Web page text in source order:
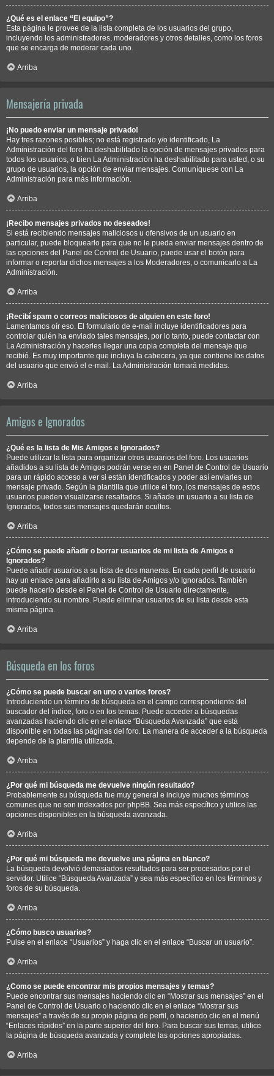
¿Qué es el enlace “El equipo”?
Esta página le provee de la lista completa de los usuarios del grupo,
incluyendo los administradores, moderadores y otros detalles, como los foros
que se encarga de moderar cada uno.
Arriba
Mensajería privada
¡No puedo enviar un mensaje privado!
Hay tres razones posibles; no está registrado y/o identificado, La
Administración del foro ha deshabilitado la opción de mensajes privados para
todos los usuarios, o bien La Administración ha deshabilitado para usted, o su
grupo de usuarios, la opción de enviar mensajes. Comuníquese con La
Administración para más información.
Arriba
¡Recibo mensajes privados no deseados!
Si está recibiendo mensajes maliciosos u ofensivos de un usuario en
particular, puede bloquearlo para que no le pueda enviar mensajes dentro de
las opciones del Panel de Control de Usuario, puede usar el botón para
informar o reportar dichos mensajes a los Moderadores, o comunicarlo a La
Administración.
Arriba
¡Recibí spam o correos maliciosos de alguien en este foro!
Lamentamos oír eso. El formulario de e-mail incluye identificadores para
controlar quién ha enviado tales mensajes, por lo tanto, puede contactar con
La Administración y hacerles llegar una copia completa del mensaje que
recibió. Es muy importante que incluya la cabecera, ya que contiene los datos
del usuario que envió el e-mail. La Administración tomará medidas.
Arriba
Amigos e Ignorados
¿Qué es la lista de Mis Amigos e Ignorados?
Puede utilizar la lista para organizar otros usuarios del foro. Los usuarios
añadidos a su lista de Amigos podrán verse en en Panel de Control de Usuario
para un rápido acceso a ver si están identificados y poder así enviarles un
mensaje privado. Según la plantilla que utilice el foro, los mensajes de estos
usuarios pueden visualizarse resaltados. Si añade un usuario a su lista de
Ignorados, todos sus mensajes quedarán ocultos.
Arriba
¿Cómo se puede añadir o borrar usuarios de mi lista de Amigos e
Ignorados?
Puede añadir usuarios a su lista de dos maneras. En cada perfil de usuario
hay un enlace para añadirlo a su lista de Amigos y/o Ignorados. También
puede hacerlo desde el Panel de Control de Usuario directamente,
introduciendo su nombre. Puede eliminar usuarios de su lista desde esta
misma página.
Arriba
Búsqueda en los foros
¿Cómo se puede buscar en uno o varios foros?
Introduciendo un término de búsqueda en el campo correspondiente del
buscador del índice, foro o en los temas. Puede acceder a búsquedas
avanzadas haciendo clic en el enlace “Búsqueda Avanzada” que está
disponible en todas las páginas del foro. La manera de acceder a la búsqueda
depende de la plantilla utilizada.
Arriba
¿Por qué mi búsqueda me devuelve ningún resultado?
Probablemente su búsqueda fue muy general e incluye muchos términos
comunes que no son indexados por phpBB. Sea más específico y utilice las
opciones disponibles en la búsqueda avanzada.
Arriba
¿Por qué mi búsqueda me devuelve una página en blanco?
La búsqueda devolvió demasiados resultados para ser procesados por el
servidor. Utilice “Búsqueda Avanzada” y sea más específico en los términos y
foros de su búsqueda.
Arriba
¿Cómo busco usuarios?
Pulse en el enlace “Usuarios” y haga clic en el enlace “Buscar un usuario”.
Arriba
¿Como se puede encontrar mis propios mensajes y temas?
Puede encontrar sus mensajes haciendo clic en “Mostrar sus mensajes” en el
Panel de Control de Usuario o haciendo clic en el enlace “Mostrar sus
mensajes” a través de su propio página de perfil, o haciendo clic en el menú
“Enlaces rápidos” en la parte superior del foro. Para buscar sus temas, utilice
la página de búsqueda avanzada y complete las opciones apropiadas.
Arriba